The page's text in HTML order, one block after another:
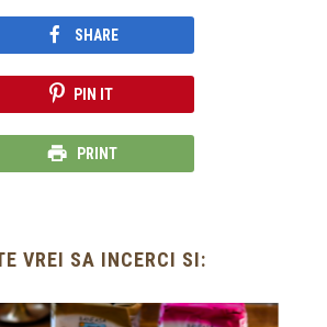
SHARE
PIN IT
PRINT
VREI SA INCERCI SI: